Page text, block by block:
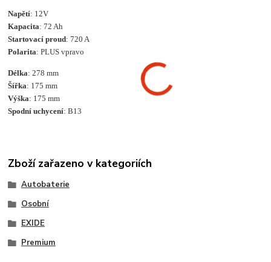
Napětí: 12V
Kapacita: 72 Ah
Startovací proud: 720 A
Polarita: PLUS vpravo
Délka: 278 mm
Šířka: 175 mm
Výška: 175 mm
Spodní uchycení: B13
Zboží zařazeno v kategoriích
Autobaterie
Osobní
EXIDE
Premium